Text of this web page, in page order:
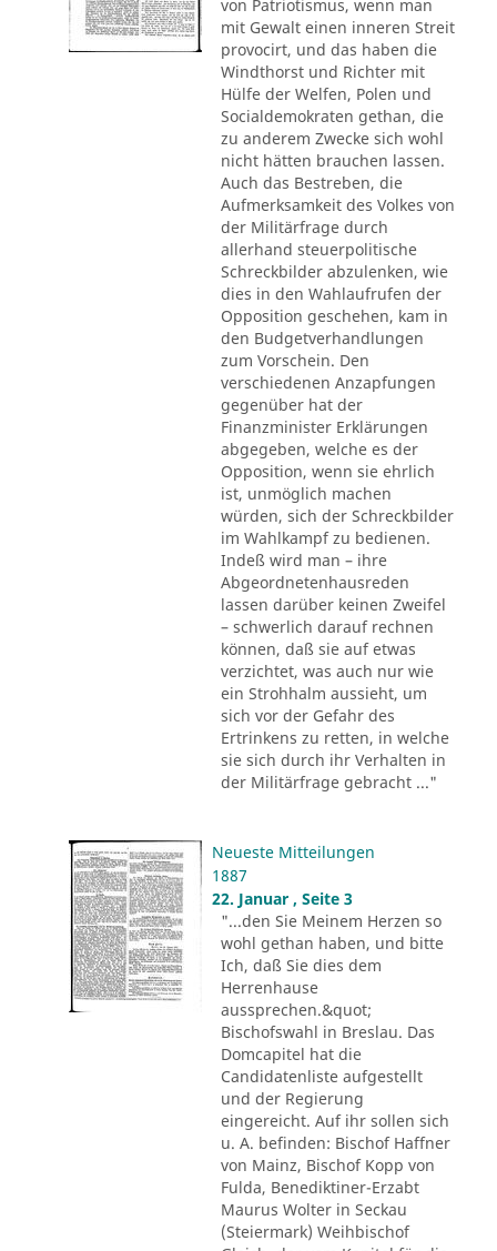
von Patriotismus, wenn man
mit Gewalt einen inneren Streit
provocirt, und das haben die
Windthorst und Richter mit
Hülfe der Welfen, Polen und
Socialdemokraten gethan, die
zu anderem Zwecke sich wohl
nicht hätten brauchen lassen.
Auch das Bestreben, die
Aufmerksamkeit des Volkes von
der Militärfrage durch
allerhand steuerpolitische
Schreckbilder abzulenken, wie
dies in den Wahlaufrufen der
Opposition geschehen, kam in
den Budgetverhandlungen
zum Vorschein. Den
verschiedenen Anzapfungen
gegenüber hat der
Finanzminister Erklärungen
abgegeben, welche es der
Opposition, wenn sie ehrlich
ist, unmöglich machen
würden, sich der Schreckbilder
im Wahlkampf zu bedienen.
Indeß wird man – ihre
Abgeordnetenhausreden
lassen darüber keinen Zweifel
– schwerlich darauf rechnen
können, daß sie auf etwas
verzichtet, was auch nur wie
ein Strohhalm aussieht, um
sich vor der Gefahr des
Ertrinkens zu retten, in welche
sie sich durch ihr Verhalten in
der Militärfrage gebracht ..."
Neueste Mitteilungen
1887
22. Januar , Seite 3
"...den Sie Meinem Herzen so
wohl gethan haben, und bitte
Ich, daß Sie dies dem
Herrenhause
aussprechen.&quot;
Bischofswahl in Breslau. Das
Domcapitel hat die
Candidatenliste aufgestellt
und der Regierung
eingereicht. Auf ihr sollen sich
u. A. befinden: Bischof Haffner
von Mainz, Bischof Kopp von
Fulda, Benediktiner-Erzabt
Maurus Wolter in Seckau
(Steiermark) Weihbischof